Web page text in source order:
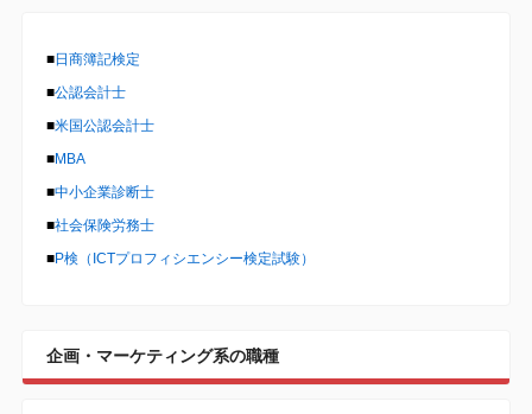
■日商簿記検定
■公認会計士
■米国公認会計士
■MBA
■中小企業診断士
■社会保険労務士
■P検（ICTプロフィシエンシー検定試験）
企画・マーケティング系の職種